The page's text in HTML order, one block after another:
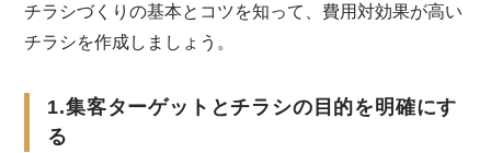
チラシづくりの基本とコツを知って、費用対効果が高い
チラシを作成しましょう。
1.集客ターゲットとチラシの目的を明確にす
る